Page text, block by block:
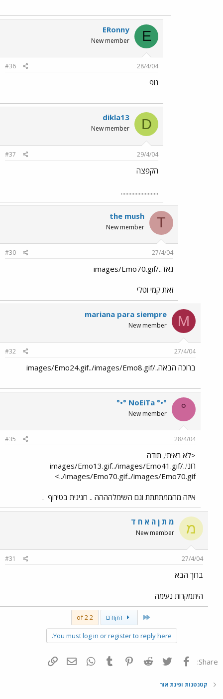
E
ERonny
New member
28/4/04
#36
נופ
D
dikla13
New member
29/4/04
#37
הקפצה
.........................
T
the mush
New member
27/4/04
#30
גאד../images/Emo70.gif
זאת קמי וטלי
M
mariana para siempre
New member
27/4/04
#32
ברוכה הבאה../images/Emo24.gif../images/Emo8.gif
°
°•° NoEiTa °•°
New member
28/4/04
#35
<לא ראיתי, תודה
רוני../images/Emo13.gif../images/Emo41.gif
../images/Emo70.gif../images/Emo70.gif>
איזה מהממתתתת וגם השימלהההה .. חגיגית בטירוף .
מ מ ת ן ה א ח ד
New member
27/4/04
#31
ברוך הבא
היתמקרות נעימה
First הקודם 2 of 2
You must log in or register to reply here.
Share: פייסבוק Twitter
Reddit
Pinterest
Tumblr
WhatsAppדואר אלקטרוני
קטנטנות ופינת אור